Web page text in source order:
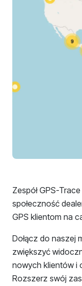
Zespół GPS-
społeczność
GPS klientom na
Dołącz do naszej
zwiększyć
nowych klientów i
Rozszerz swój